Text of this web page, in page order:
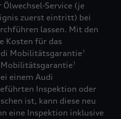
Service (je
zuerst eintritt) bei
lassen. Mit den
Kosten für das
Mobilitätsgarantie1
1
einem Audi
Inspektion oder
ist, kann diese neu
eine Inspektion inklusive